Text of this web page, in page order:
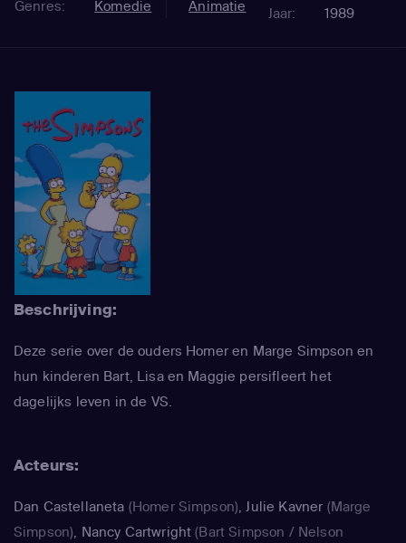
Genres: Komedie Animatie Jaar: 1989
Beschrijving:
Deze serie over de ouders Homer en Marge Simpson en
hun kinderen Bart, Lisa en Maggie persifleert het
dagelijks leven in de VS.
Acteurs:
Dan Castellaneta (Homer Simpson),Julie Kavner (Marge
Simpson), Nancy Cartwright (Bart Simpson / Nelson